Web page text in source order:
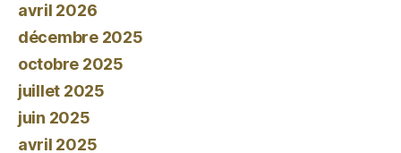
avril 2026
décembre 2025
octobre 2025
juillet 2025
juin 2025
avril 2025